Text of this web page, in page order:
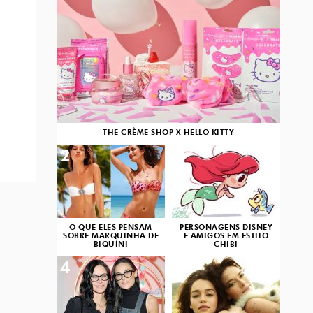
THE CRÈME SHOP X HELLO KITTY
O QUE ELES PENSAM
SOBRE MARQUINHA DE
BIQUÍNI
2
PERSONAGENS DISNEY
E AMIGOS EM ESTILO
CHIBI
3
4